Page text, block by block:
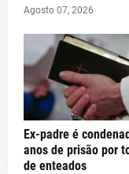
Agosto 07, 2026
Ex-padre é
anos de prisão por
de enteados